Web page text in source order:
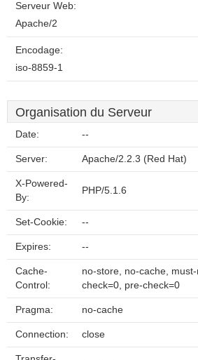
Serveur Web:
Apache/2
Encodage:
iso-8859-1
Organisation du Serveur
Date: --
Server: Apache/2.2.3 (Red Hat)
X-Powered-
By:
PHP/5.1.6
Set-Cookie: --
Expires: --
Cache-
Control:
no-store, no-cache,
check=0, pre-check=0
Pragma: no-cache
Connection: close